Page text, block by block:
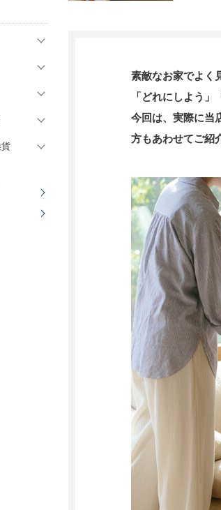
素敵なお家でよく
「どれにしよう」
今回は、実際に当
方もあわせてご紹